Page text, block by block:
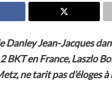
Danley Jean-Jacques
BKT en France, Laszlo
ne tarit pas d’éloges à